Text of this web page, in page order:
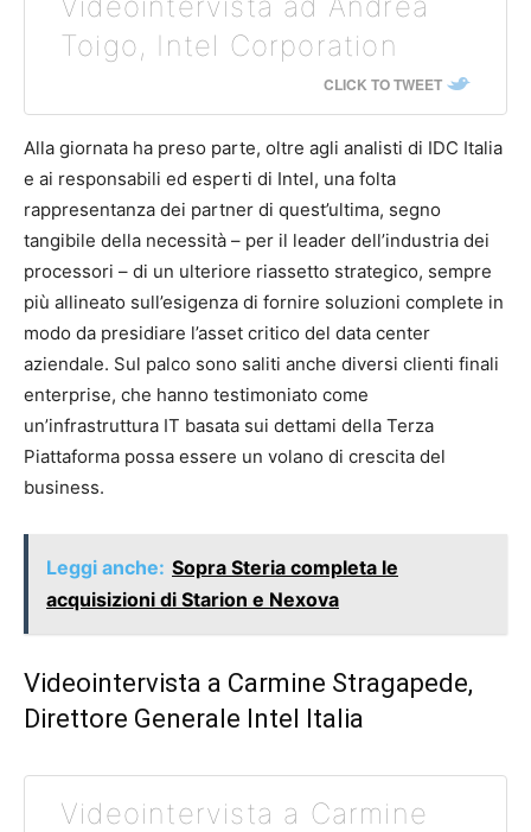
Toigo, Intel Corporation
CLICK TO TWEET
Alla giornata ha preso parte, oltre agli analisti di IDC Italia
e ai responsabili ed esperti di Intel, una folta
rappresentanza dei partner di quest’ultima, segno
tangibile della necessità – per il leader dell’industria dei
processori – di un ulteriore riassetto strategico, sempre
più allineato sull’esigenza di fornire soluzioni complete in
modo da presidiare l’asset critico del data center
aziendale. Sul palco sono saliti anche diversi clienti finali
enterprise, che hanno testimoniato come
un’infrastruttura IT basata sui dettami della Terza
Piattaforma possa essere un volano di crescita del
business.
Leggi anche: Sopra Steria completa le
acquisizioni di Starion e Nexova
Videointervista a Carmine Stragapede,
Direttore Generale Intel Italia
Videointervista a Carmine